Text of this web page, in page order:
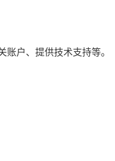
户、提供技术支持等。